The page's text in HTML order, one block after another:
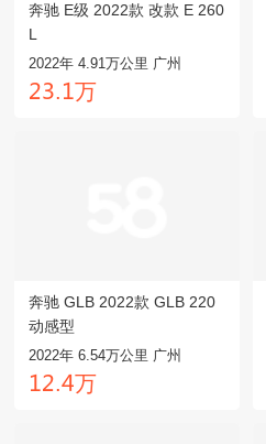
奔驰 E级 2022款 改款 E 260
L
2022年 4.91万公里 广州
龥閏.龒万
奔驰 GLB 2022款 GLB 220
动感型
2022年 6.54万公里 广州
龒龥.鸺万